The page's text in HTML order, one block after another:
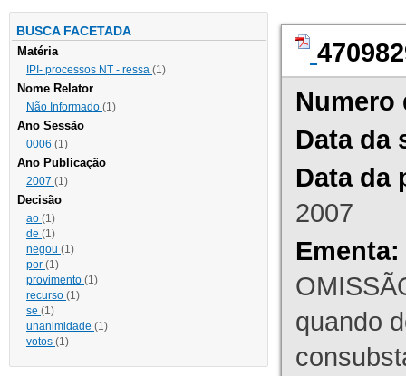
BUSCA FACETADA
Matéria
IPI- processos NT - ressa (1)
Nome Relator
Não Informado (1)
Ano Sessão
0006 (1)
Ano Publicação
2007 (1)
Decisão
ao (1)
de (1)
negou (1)
por (1)
provimento (1)
recurso (1)
se (1)
unanimidade (1)
votos (1)
Numero
Data da
Data da
2007
Ementa:
quando